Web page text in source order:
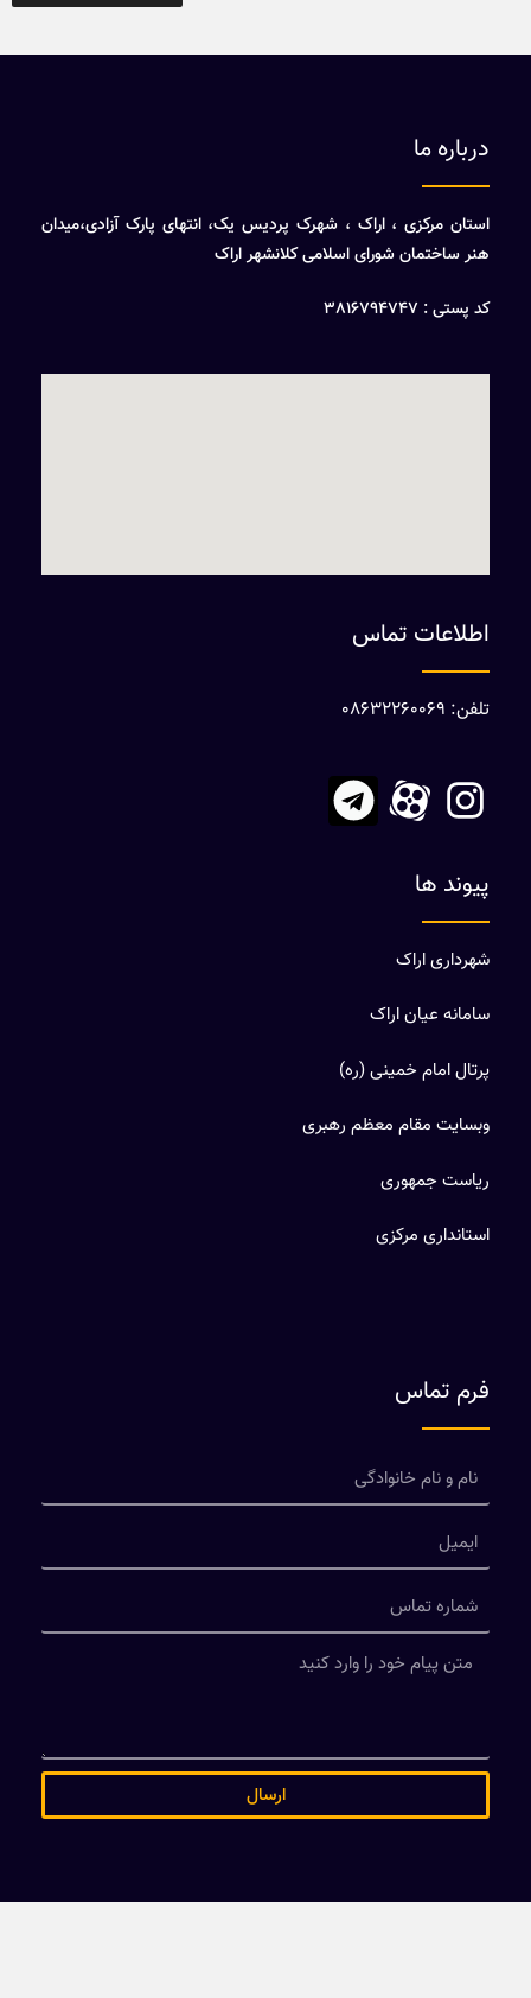
درباره ما
استان مرکزی ، اراک ، شهرک پردیس یک، انتهای پارک آزادی،میدان
هنر ساختمان شورای اسلامی کلانشهر اراک
کد پستی : 3816794747
اطلاعات تماس
تلفن: 08632260069
پیوند ها
شهرداری اراک
سامانه عیان اراک
پرتال امام خمینی (ره)
وبسایت مقام معظم رهبری
ریاست جمهوری
استانداری مرکزی
فرم تماس
ارسال